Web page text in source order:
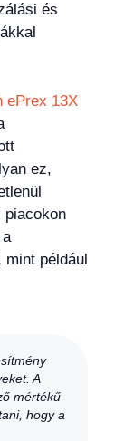
és
ePrex 13X
ez,
piacokon
mint például
A
mértékű
hogy a